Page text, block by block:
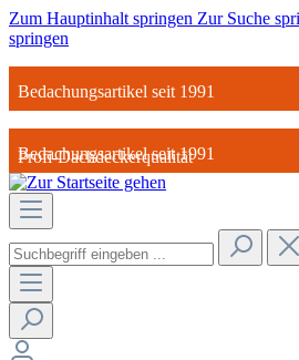
Zum Hauptinhalt springen Zur Suche
springen
Bedachungsartikel seit 1991
Profi-Dachdeckerqualität
Standort in Deutschland
Made in Germany
Bedachungsartikel seit 1991
Profi-Dachdeckerqualität
Standort in Deutschland
Made in Germany